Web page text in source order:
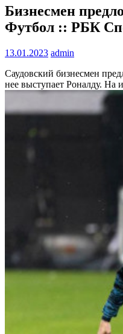
Бизнесмен
Футбол :: РБК
13.01.2023 admin
Саудовский бизнесмен
нее выступает Роналду. На